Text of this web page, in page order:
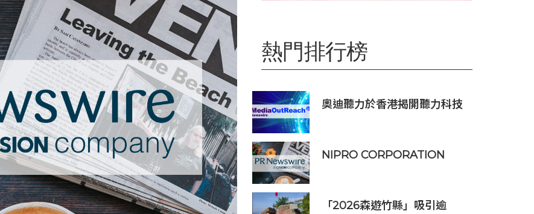
熱門排行榜
奧迪聽力於香港揭開聽力科技
專屬 Oticon Play SI 助聽器
NIPRO CORPORATION
「2026森遊竹縣」吸引逾